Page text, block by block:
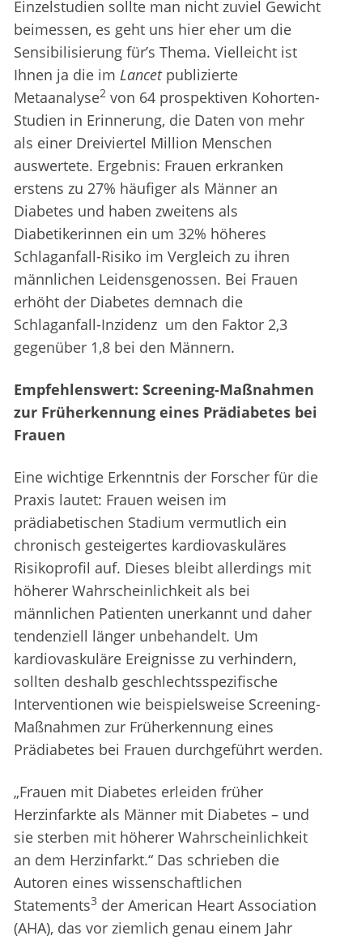
Einzelstudien sollte man nicht zuviel Gewicht
beimessen, es geht uns hier eher um die
Sensibilisierung für’s Thema. Vielleicht ist
Ihnen ja die im Lancet publizierte
Metaanalyse2 von 64 prospektiven Kohorten-
Studien in Erinnerung, die Daten von mehr
als einer Dreiviertel Million Menschen
auswertete. Ergebnis: Frauen erkranken
erstens zu 27% häufiger als Männer an
Diabetes und haben zweitens als
Diabetikerinnen ein um 32% höheres
Schlaganfall-Risiko im Vergleich zu ihren
männlichen Leidensgenossen. Bei Frauen
erhöht der Diabetes demnach die
Schlaganfall-Inzidenz um den Faktor 2,3
gegenüber 1,8 bei den Männern.
Empfehlenswert: Screening-Maßnahmen
zur Früherkennung eines Prädiabetes bei
Frauen
Eine wichtige Erkenntnis der Forscher für die
Praxis lautet: Frauen weisen im
prädiabetischen Stadium vermutlich ein
chronisch gesteigertes kardiovaskuläres
Risikoprofil auf. Dieses bleibt allerdings mit
höherer Wahrscheinlichkeit als bei
männlichen Patienten unerkannt und daher
tendenziell länger unbehandelt. Um
kardiovaskuläre Ereignisse zu verhindern,
sollten deshalb geschlechtsspezifische
Interventionen wie beispielsweise Screening-
Maßnahmen zur Früherkennung eines
Prädiabetes bei Frauen durchgeführt werden.
„Frauen mit Diabetes erleiden früher
Herzinfarkte als Männer mit Diabetes – und
sie sterben mit höherer Wahrscheinlichkeit
an dem Herzinfarkt.“ Das schrieben die
Autoren eines wissenschaftlichen
Statements3 der American Heart Association
(AHA), das vor ziemlich genau einem Jahr